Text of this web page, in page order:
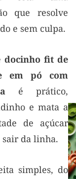
que resolve
e sem culpa.
docinho fit de
em pó com
é prático,
e mata a
de açúcar
sair da linha.
simples, do